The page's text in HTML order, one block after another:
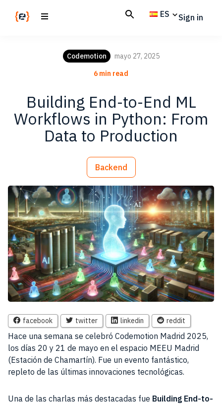
ES Sign in
Codemotion
mayo 27, 2025
6 min read
Building End-to-End ML
Workflows in Python: From
Data to Production
Backend
facebook twitter linkedin reddit
Hace una semana se celebró Codemotion Madrid 2025,
los días 20 y 21 de mayo en el espacio MEEU Madrid
(Estación de Chamartín). Fue un evento fantástico,
repleto de las últimas innovaciones tecnológicas.
Una de las charlas más destacadas fue Building End-to-